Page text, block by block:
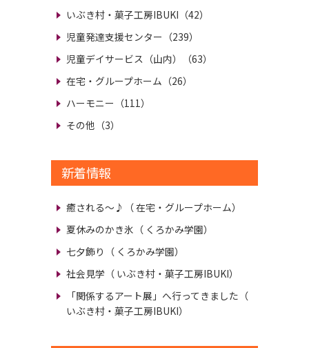
いぶき村・菓子工房IBUKI（42）
児童発達支援センター（239）
児童デイサービス（山内）（63）
在宅・グループホーム（26）
ハーモニー（111）
その他（3）
新着情報
癒される～♪
（ 在宅・グループホーム）
夏休みのかき氷 （ くろかみ学園）
七夕飾り
（ くろかみ学園）
社会見学 （ いぶき村・菓子工房IBUKI）
「関係するアート展」へ行ってきました （
いぶき村・菓子工房IBUKI）